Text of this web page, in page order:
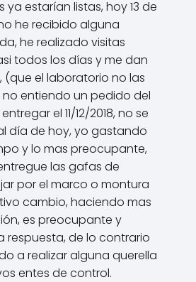
ya estarían listas, hoy 13 de
he recibido alguna
he realizado visitas
todos los días y me dan
(que el laboratorio no las
entiendo un pedido del
el 11/12/2018, no se
día de hoy, yo gastando
y lo mas preocupante,
las gafas de
por el marco o montura
cambio, haciendo mas
es preocupante y
respuesta, de lo contrario
a realizar alguna querella
entes de control.